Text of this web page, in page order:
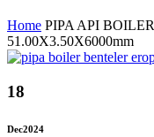
Home PIPA API
51.00X3.50X6000mm
18
Dec2024